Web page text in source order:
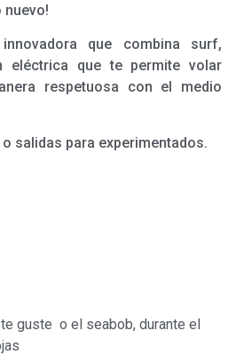
nuevo!
que combina surf,
eléctrica que te permite volar
respetuosa con el medio
salidas para experimentados.
guste o el seabob, durante el